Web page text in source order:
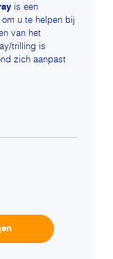
is een
u te helpen bij
van het
trilling is
zich aanpast